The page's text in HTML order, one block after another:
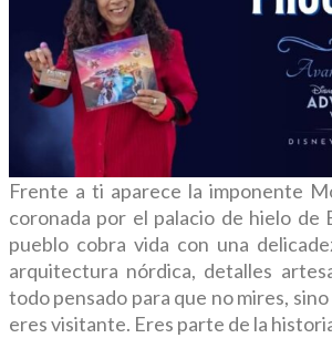
Frente a ti aparece la imponente
coronada por el palacio de hielo de
pueblo cobra vida con una
arquitectura nórdica, detalles
todo pensado para que no mires,
eres visitante. Eres parte de la